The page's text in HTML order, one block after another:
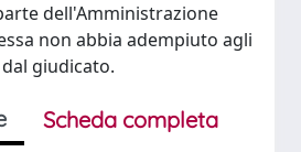
dell'Amministrazione
non abbia adempiuto agli
giudicato.
Scheda completa